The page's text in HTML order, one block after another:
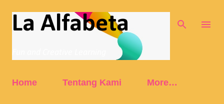
Skip to main content
La Alfabeta
Home Tentang Kami More…